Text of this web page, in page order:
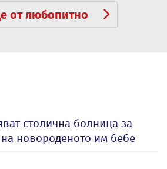
от любопитно
столична болница за
новороденото им бебе